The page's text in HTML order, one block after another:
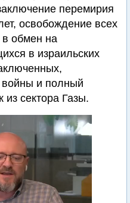
перемирия
освобождение всех
в обмен на
в израильских
и полный
из сектора Газы.